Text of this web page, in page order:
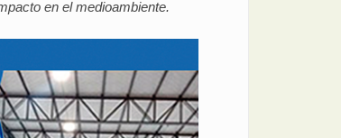
en el medioambiente.